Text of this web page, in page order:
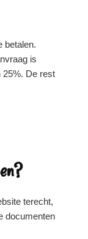
betalen.
is
25%. De rest
terecht,
documenten